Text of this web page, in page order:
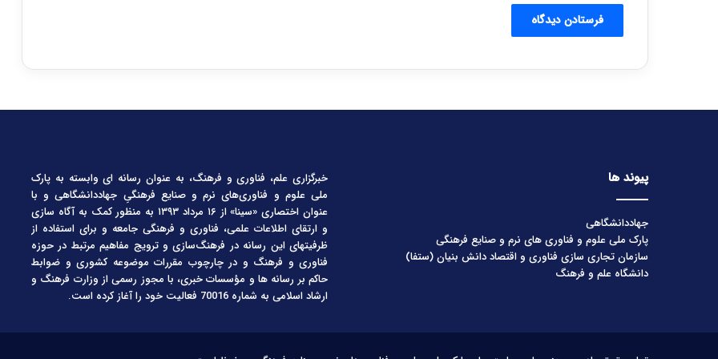
پیوند ها
جهاددانشگاهی
پارک ملی علوم و فناوری های نرم و صنایع فرهنگی
سازمان تجاری سازی فناوری و اقتصاد دانش بنیان (ستفا)
دانشگاه علم و فرهنگ
خبرگزاری علم، فناوری و فرهنگ، به عنوان رسانه ای وابسته به پارک
ملی علوم و فناوری‌های نرم و صنایع فرهنگیِ جهاددانشگاهی و با
عنوان اختصاری «سینا» از ۱۶ مرداد ۱۳۹۳ به منظور کمک به آگاه سازی
و ارتقای اطلاعات علمی، فناوری و فرهنگی جامعه و برای استفاده از
ظرفیتهای این رسانه در فرهنگ‌سازی و ترویج مفاهیم مرتبط در حوزه
فناوری و فرهنگ و در چارچوب مقررات موضوعه کشوری و ضوابط
حاکم بر رسانه ها و مؤسسات خبری، با مجوز رسمی از وزارت فرهنگ و
ارشاد اسلامی به شماره 70016 فعالیت خود را آغاز کرده است.